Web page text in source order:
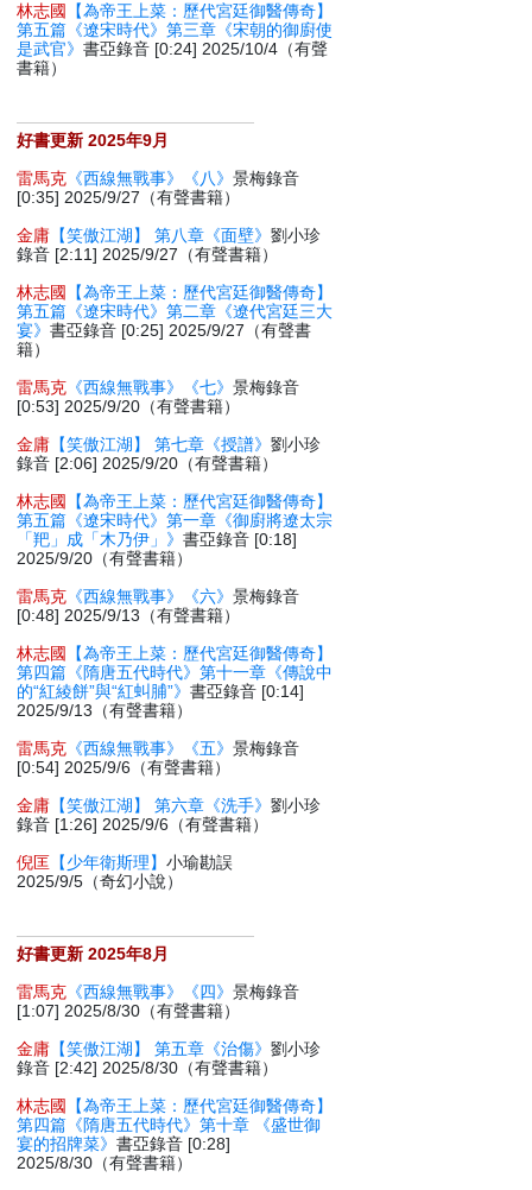
林志國
【為帝王上菜：歷代宮廷御醫傳奇】
第五篇《遼宋時代》第三章《宋朝的御廚使
是武官》書亞錄音 [0:24] 2025/10/4（有聲
書籍）
好書更新 2025年9月
雷馬克 《西線無戰事》《八》景梅錄音
[0:35] 2025/9/27（有聲書籍）
金庸 【笑傲江湖】 第八章《面壁》劉小珍
錄音 [2:11] 2025/9/27（有聲書籍）
林志國
【為帝王上菜：歷代宮廷御醫傳奇】
第五篇《遼宋時代》第二章《遼代宮廷三大
宴》書亞錄音 [0:25] 2025/9/27（有聲書
籍）
雷馬克 《西線無戰事》《七》景梅錄音
[0:53] 2025/9/20（有聲書籍）
金庸 【笑傲江湖】 第七章《授譜》劉小珍
錄音 [2:06] 2025/9/20（有聲書籍）
林志國
【為帝王上菜：歷代宮廷御醫傳奇】
第五篇《遼宋時代》第一章《御廚將遼太宗
「羓」成「木乃伊」》書亞錄音 [0:18]
2025/9/20（有聲書籍）
雷馬克 《西線無戰事》《六》景梅錄音
[0:48] 2025/9/13（有聲書籍）
林志國
【為帝王上菜：歷代宮廷御醫傳奇】
第四篇《隋唐五代時代》第十一章《傳說中
的“紅綾餅”與“紅虯脯”》書亞錄音 [0:14]
2025/9/13（有聲書籍）
雷馬克 《西線無戰事》《五》景梅錄音
[0:54] 2025/9/6（有聲書籍）
金庸 【笑傲江湖】 第六章《洗手》劉小珍
錄音 [1:26] 2025/9/6（有聲書籍）
倪匡 【少年衛斯理】小瑜勘誤
2025/9/5（奇幻小說）
好書更新 2025年8月
雷馬克 《西線無戰事》《四》景梅錄音
[1:07] 2025/8/30（有聲書籍）
金庸 【笑傲江湖】 第五章《治傷》劉小珍
錄音 [2:42] 2025/8/30（有聲書籍）
林志國
【為帝王上菜：歷代宮廷御醫傳奇】
第四篇《隋唐五代時代》第十章 《盛世御
宴的招牌菜》書亞錄音 [0:28]
2025/8/30（有聲書籍）